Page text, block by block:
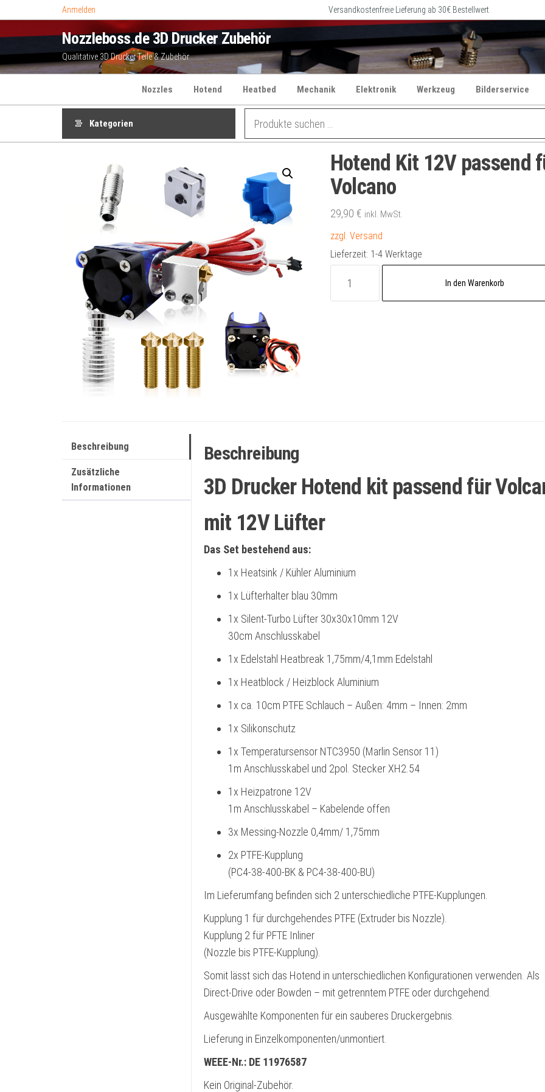
Anmelden Versandkostenfreie Lieferung ab 30€ Bestellwert
Nozzleboss.de 3D Drucker Zubehör
Qualitative 3D Drucker Teile & Zubehör
Nozzles Hotend Heatbed Mechanik Elektronik Werkzeug Bilderservice
Kategorien
Hotend Kit 12V passend
Volcano
29,90 € inkl. MwSt.
zzgl. Versand
Lieferzeit: 1-4 Werktage
In den Warenkorb
Beschreibung
Zusätzliche
Informationen
Beschreibung
3D Drucker Hotend kit passend für
mit 12V Lüfter
Das Set bestehend aus:
1x Heatsink / Kühler Aluminium
1x Lüfterhalter blau 30mm
1x Silent-Turbo Lüfter 30x30x10mm 12V
30cm Anschlusskabel
1x Edelstahl Heatbreak 1,75mm/4,1mm Edelstahl
1x Heatblock / Heizblock Aluminium
1x ca. 10cm PTFE Schlauch – Außen: 4mm – Innen: 2mm
1x Silikonschutz
1x Temperatursensor NTC3950 (Marlin Sensor 11)
1m Anschlusskabel und 2pol. Stecker XH2.54
1x Heizpatrone 12V
1m Anschlusskabel – Kabelende offen
3x Messing-Nozzle 0,4mm/ 1,75mm
2x PTFE-Kupplung
(PC4-38-400-BK & PC4-38-400-BU)
Im Lieferumfang befinden sich 2 unterschiedliche PTFE-Kupplungen.
Kupplung 1 für durchgehendes PTFE (Extruder bis Nozzle)
Kupplung 2 für PFTE Inliner
(Nozzle bis PTFE-Kupplung)
Somit lässt sich das Hotend in unterschiedlichen Konfigurationen verwenden. Als
Direct-Drive oder Bowden – mit getrenntem PTFE oder durchgehend.
Ausgewählte Komponenten für ein sauberes Druckergebnis.
Lieferung in Einzelkomponenten/unmontiert.
WEEE-Nr.: DE 11976587
Kein Original-Zubehör.